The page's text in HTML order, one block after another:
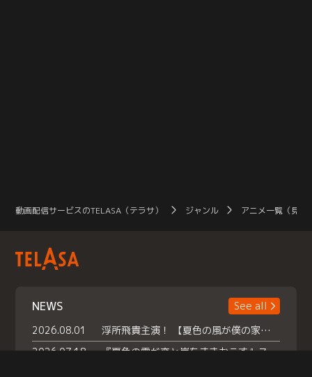
動画配信サービスのTELASA（テラサ） ジャンル アニメ一覧（見放
NEWS
See all
2026.08.01
浮所飛貴主演！ 【夏色の風が僕の家にやってきた】 本日よりテラサで独占配信スタート！
2026.07.18
『夏色の雲が恋と嵐をまきおこす』スペシャルメイキング 【Part1】2026年７月18日（土）23時30分～配信スタート！話題のシーンの裏側を大公開！豪華キャスト大集合！ 『武宮家 真夏の家族会議』開催！